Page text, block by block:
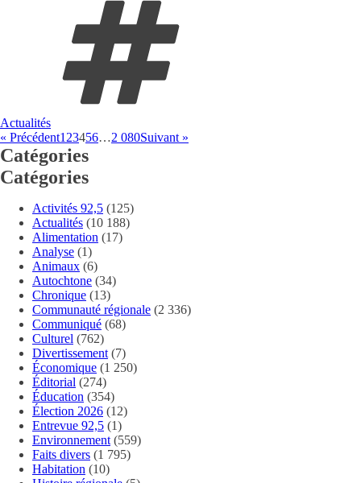
Actualités
« Précédent1 23456…2 080Suivant »
Catégories
Catégories
Activités 92,5 (125)
Actualités (10 188)
Alimentation (17)
Analyse (1)
Animaux (6)
Autochtone (34)
Chronique (13)
Communauté régionale (2 336)
Communiqué (68)
Culturel (762)
Divertissement (7)
Économique (1 250)
Éditorial (274)
Éducation (354)
Élection 2026 (12)
Entrevue 92,5 (1)
Environnement (559)
Faits divers (1 795)
Habitation (10)